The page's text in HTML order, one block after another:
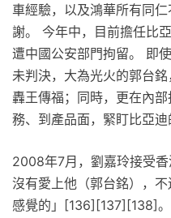
車經驗，以及鴻華所有同
謝。 今年中，目前擔任比
遭中國公安部門拘留。 即
未判決，大為光火的郭台
轟王傳福；同時，更在內
務、到產品面，緊盯比亞迪
2008年7月，劉嘉玲接受
沒有愛上他（郭台銘），
感覺的」[136][137][138]